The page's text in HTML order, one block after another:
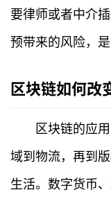
页
要律师或者中介
预带来的风险，是
区块链如何改
区块链的应
域到物流，再到
生活。数字货币